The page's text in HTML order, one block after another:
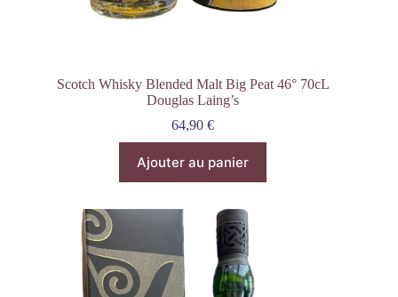
Scotch Whisky Blended Malt Big Peat 46° 70cL
Douglas Laing’s
64,90€
Ajouter au panier